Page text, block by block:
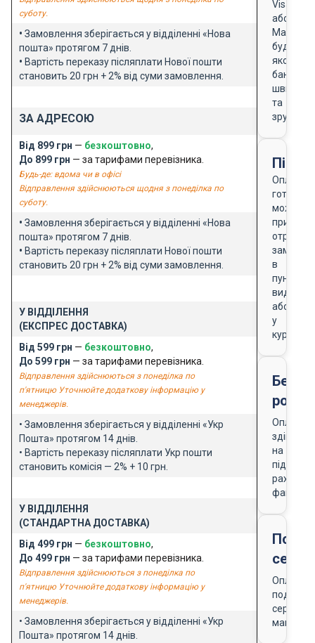
суботу.
• Замовлення зберігається у відділенні «Нова
пошта» протягом 7 днів.
• Вартість переказу післяплати Нової пошти
становить 20 грн + 2% від суми замовлення.
ЗА АДРЕСОЮ
Від 899 грн — безкоштовно,
До 899 грн — за тарифами перевізника.
Будь-де: вдома чи в офісі
Відправлення здійснюються щодня з понеділка по
суботу.
• Замовлення зберігається у відділенні «Нова
пошта» протягом 7 днів.
• Вартість переказу післяплати Нової пошти
становить 20 грн + 2% від суми замовлення.
У ВІДДІЛЕННЯ
(ЕКСПРЕС ДОСТАВКА)
Від 599 грн — безкоштовно,
До 599 грн — за тарифами перевізника.
Відправлення здійснюються з понеділка по
п'ятницю Уточнюйте додаткову інформацію у
менеджерів.
• Замовлення зберігається у відділенні «Укр
Пошта» протягом 14 днів.
• Вартість переказу післяплати Укр пошти
становить комісія — 2% + 10 грн.
У ВІДДІЛЕННЯ
(СТАНДАРТНА ДОСТАВКА)
Від 499 грн — безкоштовно,
До 499 грн — за тарифами перевізника.
Відправлення здійснюються з понеділка по
п'ятницю Уточнюйте додаткову інформацію у
менеджерів.
• Замовлення зберігається у відділенні «Укр
Пошта» протягом 14 днів.
Visa
або
будь-
якого
банку
швидко
та
зручно
Оплата
готівкою
можлива
при
в
пункті
видачі
або
у
кур'єра
Оплата
на
підставі
рахунку-
фактури
Оплата
магазину